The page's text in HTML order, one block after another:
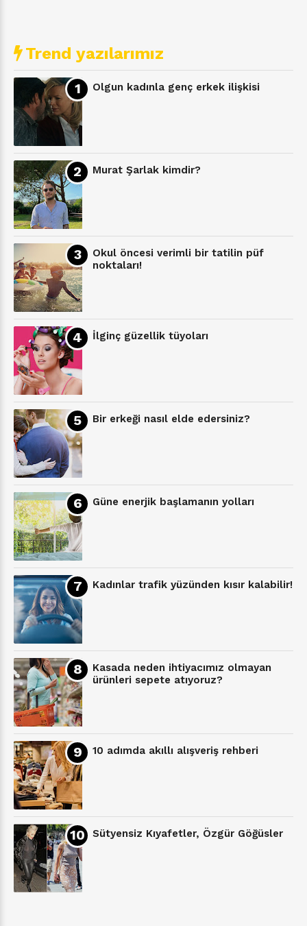
Trend yazılarımız
Olgun kadınla genç erkek ilişkisi
Murat Şarlak kimdir?
Okul öncesi verimli bir tatilin püf
noktaları!
İlginç güzellik tüyoları
Bir erkeği nasıl elde edersiniz?
Güne enerjik başlamanın yolları
Kadınlar trafik yüzünden kısır kalabilir!
Kasada neden ihtiyacımız olmayan
ürünleri sepete atıyoruz?
10 adımda akıllı alışveriş rehberi
Sütyensiz Kıyafetler, Özgür Göğüsler